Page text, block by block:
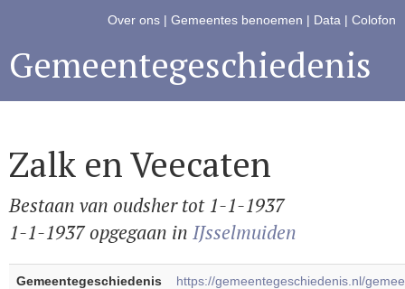
Over ons | Gemeentes benoemen | Data | Colofon
Gemeentegeschiedenis
Zalk en Veecaten
Bestaan van oudsher tot 1-1-1937
1-1-1937 opgegaan in IJsselmuiden
Gemeentegeschiedenis
https://gemeentegeschiedenis.nl/